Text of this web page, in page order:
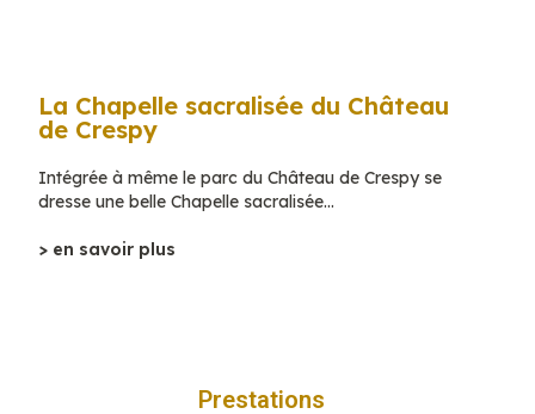
La Chapelle sacralisée du Château
de Crespy
Intégrée à même le parc du Château de Crespy se
dresse une belle Chapelle sacralisée…
> en savoir plus
Prestations